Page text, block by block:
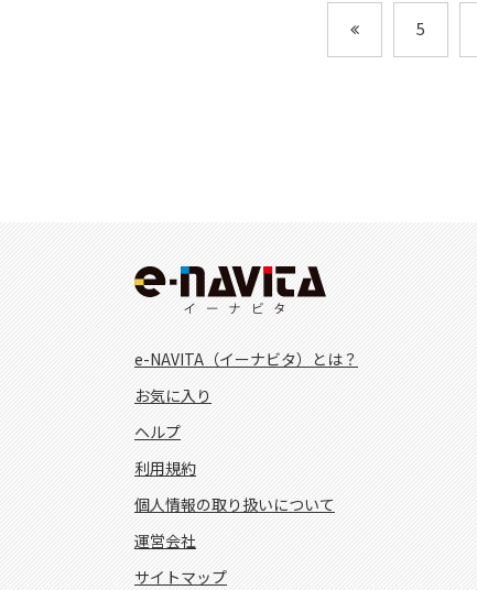
5
e-NAVITA（イーナビタ）とは？
お気に入り
ヘルプ
利用規約
個人情報の取り扱いについて
運営会社
サイトマップ